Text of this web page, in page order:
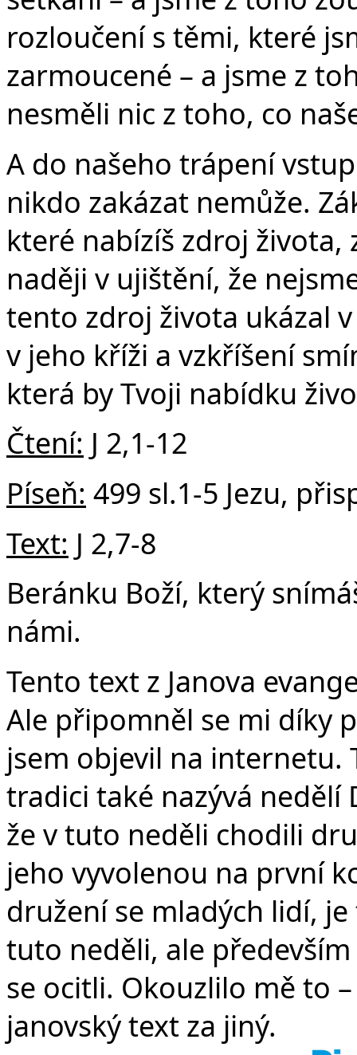
v
rozloučení s těmi, které
zarmoucené – a jsme z
nesměli nic z toho, co
A do našeho trápení
nikdo zakázat nemůže.
které nabízíš zdroj
naději v ujištění, že
tento zdroj života ukázal
v jeho kříži a vzkříšení
která by Tvoji nabídku
Čtení: J 2,1-12
Píseň: 499 sl.1-5 Jezu,
Text: J 2,7-8
Beránku Boží, který
námi.
Tento text z Janova
Ale připomněl se mi díky
jsem objevil na internetu.
tradici také nazývá nedělí
že v tuto neděli chodili
jeho vyvolenou na první
družení se mladých lidí,
tuto neděli, ale
se ocitli. Okouzlilo mě to
janovský text za jiný.